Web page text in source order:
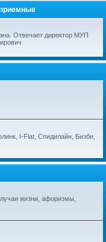
Отвечает директор МУП
I-Flat, Спидилайн, Бизби,
жизни, афоризмы,